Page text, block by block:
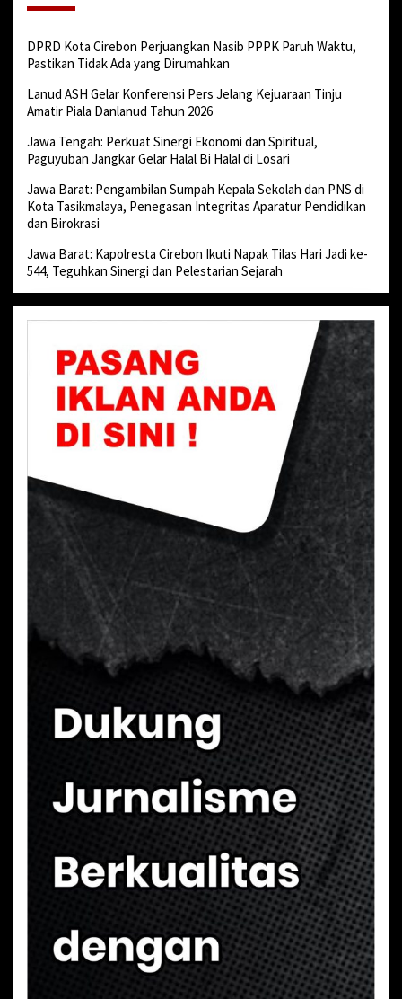
DPRD Kota Cirebon Perjuangkan Nasib PPPK Paruh Waktu,
Pastikan Tidak Ada yang Dirumahkan
Lanud ASH Gelar Konferensi Pers Jelang Kejuaraan Tinju
Amatir Piala Danlanud Tahun 2026
Jawa Tengah: Perkuat Sinergi Ekonomi dan Spiritual,
Paguyuban Jangkar Gelar Halal Bi Halal di Losari
Jawa Barat: Pengambilan Sumpah Kepala Sekolah dan PNS di
Kota Tasikmalaya, Penegasan Integritas Aparatur Pendidikan
dan Birokrasi
Jawa Barat: Kapolresta Cirebon Ikuti Napak Tilas Hari Jadi ke-
544, Teguhkan Sinergi dan Pelestarian Sejarah